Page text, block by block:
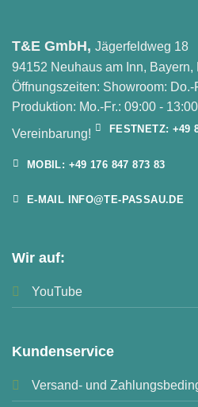
T&E GmbH, Jägerfeldweg 18
94152 Neuhaus am Inn,
Öffnungszeiten: Showroom: Do.-
Produktion: Mo.-Fr.: 09:00 -
Vereinbarung!
FESTNETZ: +49
MOBIL: +49 176 847 873 83
E-MAIL INFO@TE-PASSAU.DE
Wir auf:
YouTube
Kundenservice
Versand- und